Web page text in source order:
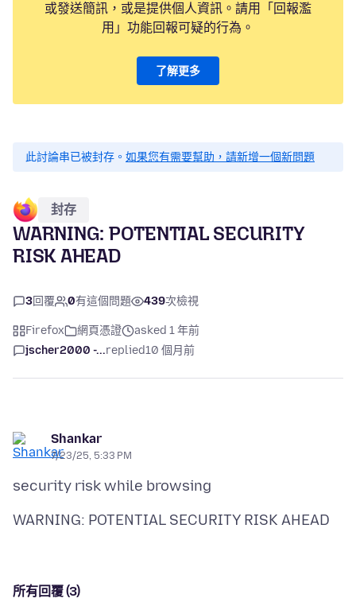
或發送簡訊，或是提供個人資訊。請用「回報濫
用」功能回報可疑的行為。
了解更多
此討論串已被封存。 如果您有需要幫助，請新增一個新問題
封存
WARNING: POTENTIAL SECURITY
RISK AHEAD
3回覆 0有這個問題 439次檢視
Firefox 網頁憑證
asked 1 年前
jscher2000 -...replied10 個月前
Shankar
7/23/25, 5:33 PM
所有回覆 (3)